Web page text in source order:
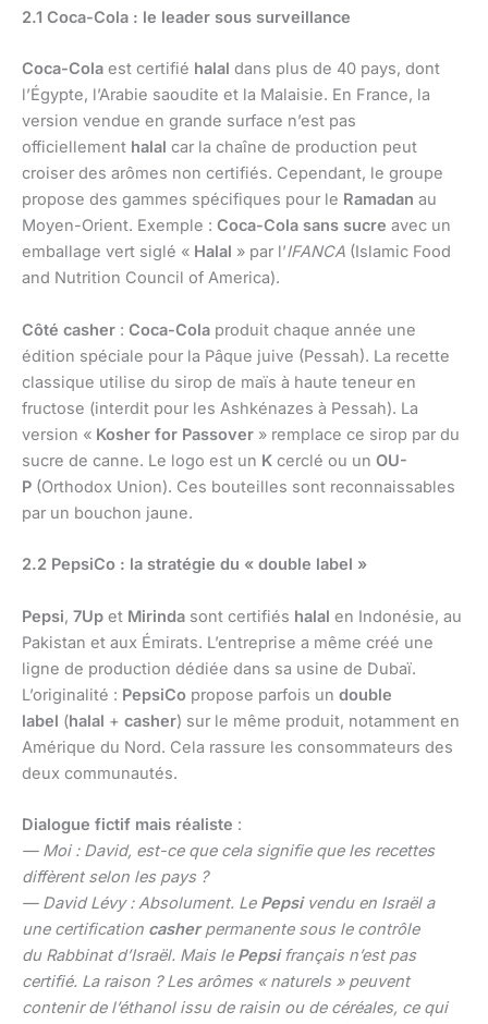
2.1 Coca-Cola : le leader sous surveillance
Coca-Cola est certifié halal dans plus de 40 pays, dont
l’Égypte, l’Arabie saoudite et la Malaisie. En France, la
version vendue en grande surface n’est pas
officiellement halal car la chaîne de production peut
croiser des arômes non certifiés. Cependant, le groupe
propose des gammes spécifiques pour le Ramadan au
Moyen-Orient. Exemple : Coca-Cola sans sucre avec un
emballage vert siglé « Halal » par l’IFANCA (Islamic Food
and Nutrition Council of America).
Côté casher : Coca-Cola produit chaque année une
édition spéciale pour la Pâque juive (Pessah). La recette
classique utilise du sirop de maïs à haute teneur en
fructose (interdit pour les Ashkénazes à Pessah). La
version « Kosher for Passover » remplace ce sirop par du
sucre de canne. Le logo est un K cerclé ou un OU-
P (Orthodox Union). Ces bouteilles sont reconnaissables
par un bouchon jaune.
2.2 PepsiCo : la stratégie du « double label »
Pepsi, 7Up et Mirinda sont certifiés halal en Indonésie, au
Pakistan et aux Émirats. L’entreprise a même créé une
ligne de production dédiée dans sa usine de Dubaï.
L’originalité : PepsiCo propose parfois un double
label (halal + casher) sur le même produit, notamment en
Amérique du Nord. Cela rassure les consommateurs des
deux communautés.
Dialogue fictif mais réaliste :
— Moi : David, est-ce que cela signifie que les recettes
diffèrent selon les pays ?
— David Lévy : Absolument. Le Pepsivendu en Israël a
une certification casherpermanente sous le contrôle
du Rabbinat d’Israël. Mais le Pepsifrançais n’est pas
certifié. La raison ? Les arômes « naturels » peuvent
contenir de l’éthanol issu de raisin ou de céréales, ce qui